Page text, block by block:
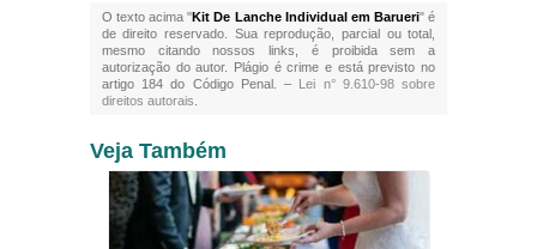
O texto acima "Kit De Lanche Individual em Barueri" é
de direito reservado. Sua reprodução, parcial ou total,
mesmo citando nossos links, é proibida sem a
autorização do autor. Plágio é crime e está previsto no
artigo 184 do Código Penal. – Lei n° 9.610-98 sobre
direitos autorais
Veja Também